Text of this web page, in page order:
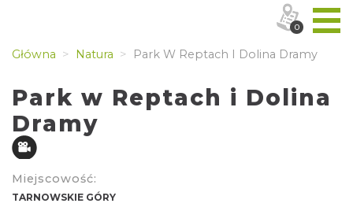
Główna Natura Park W Reptach I Dolina Dramy
Park w Reptach i Dolina
Dramy
Miejscowość:
TARNOWSKIE GÓRY
0